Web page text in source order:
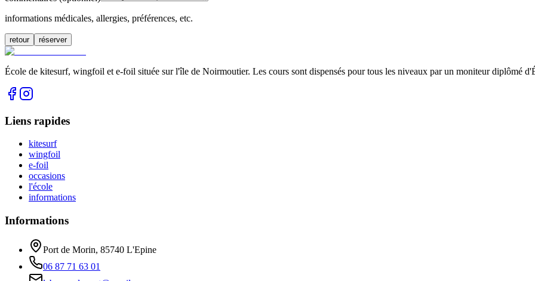
informations médicales, allergies, préférences, etc.
retour réserver
École de kitesurf, wingfoil et e-foil située sur l'île de Noirmoutier. Les cours sont dispensés pour tous les niveaux par un moniteur diplômé
Liens rapides
kitesurf
wingfoil
e-foil
occasions
l'école
informations
Informations
Port de Morin, 85740 L'Epine
06 87 71 63 01